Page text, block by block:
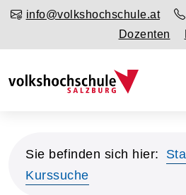
info@volkshochschule.at
Dozenten
Sie befinden sich hier:
Kurssuche